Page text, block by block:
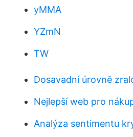
yMMA
YZmN
TW
Dosavadní úrovně
Nejlepší web pro
Analýza sentimentu